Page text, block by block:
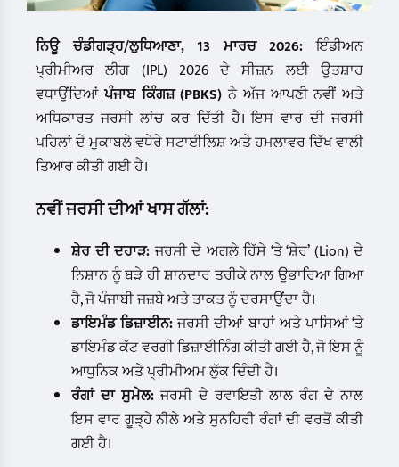
ਨਿਊ ਚੰਡੀਗੜ੍ਹ/ਲੁਧਿਆਣਾ, 13 ਮਾਰਚ 2026: ਇੰਡੀਅਨ
ਪ੍ਰੀਮੀਅਰ ਲੀਗ (IPL) 2026 ਦੇ ਸੀਜ਼ਨ ਲਈ ਉਤਸ਼ਾਹ
ਵਧਾਉਂਦਿਆਂਪੰਜਾਬ ਕਿੰਗਜ਼ (PBKS) ਨੇ ਅੱਜ ਆਪਣੀ ਨਵੀਂ ਅਤੇ
ਅਧਿਕਾਰਤ ਜਰਸੀ ਲਾਂਚ ਕਰ ਦਿੱਤੀ ਹੈ। ਇਸ ਵਾਰ ਦੀ ਜਰਸੀ
ਪਹਿਲਾਂ ਦੇ ਮੁਕਾਬਲੇ ਵਧੇਰੇ ਸਟਾਈਲਿਸ਼ ਅਤੇ ਹਮਲਾਵਰ ਦਿੱਖ ਵਾਲੀ
ਤਿਆਰ ਕੀਤੀ ਗਈ ਹੈ।
ਨਵੀਂ ਜਰਸੀ ਦੀਆਂ ਖਾਸ ਗੱਲਾਂ:
ਸ਼ੇਰ ਦੀ ਦਹਾੜ:ਜਰਸੀ ਦੇ ਅਗਲੇ ਹਿੱਸੇ ‘ਤੇ ‘ਸ਼ੇਰ’ (Lion) ਦੇ
ਨਿਸ਼ਾਨ ਨੂੰ ਬੜੇ ਹੀ ਸ਼ਾਨਦਾਰ ਤਰੀਕੇ ਨਾਲ ਉਭਾਰਿਆ ਗਿਆ
ਹੈ, ਜੋ ਪੰਜਾਬੀ ਜਜ਼ਬੇ ਅਤੇ ਤਾਕਤ ਨੂੰ ਦਰਸਾਉਂਦਾ ਹੈ।
ਡਾਇਮੰਡ ਡਿਜ਼ਾਈਨ:ਜਰਸੀ ਦੀਆਂ ਬਾਹਾਂ ਅਤੇ ਪਾਸਿਆਂ ‘ਤੇ
ਡਾਇਮੰਡ ਕੱਟ ਵਰਗੀ ਡਿਜ਼ਾਈਨਿੰਗ ਕੀਤੀ ਗਈ ਹੈ, ਜੋ ਇਸ ਨੂੰ
ਆਧੁਨਿਕ ਅਤੇ ਪ੍ਰੀਮੀਅਮ ਲੁੱਕ ਦਿੰਦੀ ਹੈ।
ਰੰਗਾਂ ਦਾ ਸੁਮੇਲ: ਜਰਸੀ ਦੇ ਰਵਾਇਤੀ ਲਾਲ ਰੰਗ ਦੇ ਨਾਲ
ਇਸ ਵਾਰ ਗੂੜ੍ਹੇ ਨੀਲੇ ਅਤੇ ਸੁਨਹਿਰੀ ਰੰਗਾਂ ਦੀ ਵਰਤੋਂ ਕੀਤੀ
ਗਈ ਹੈ।